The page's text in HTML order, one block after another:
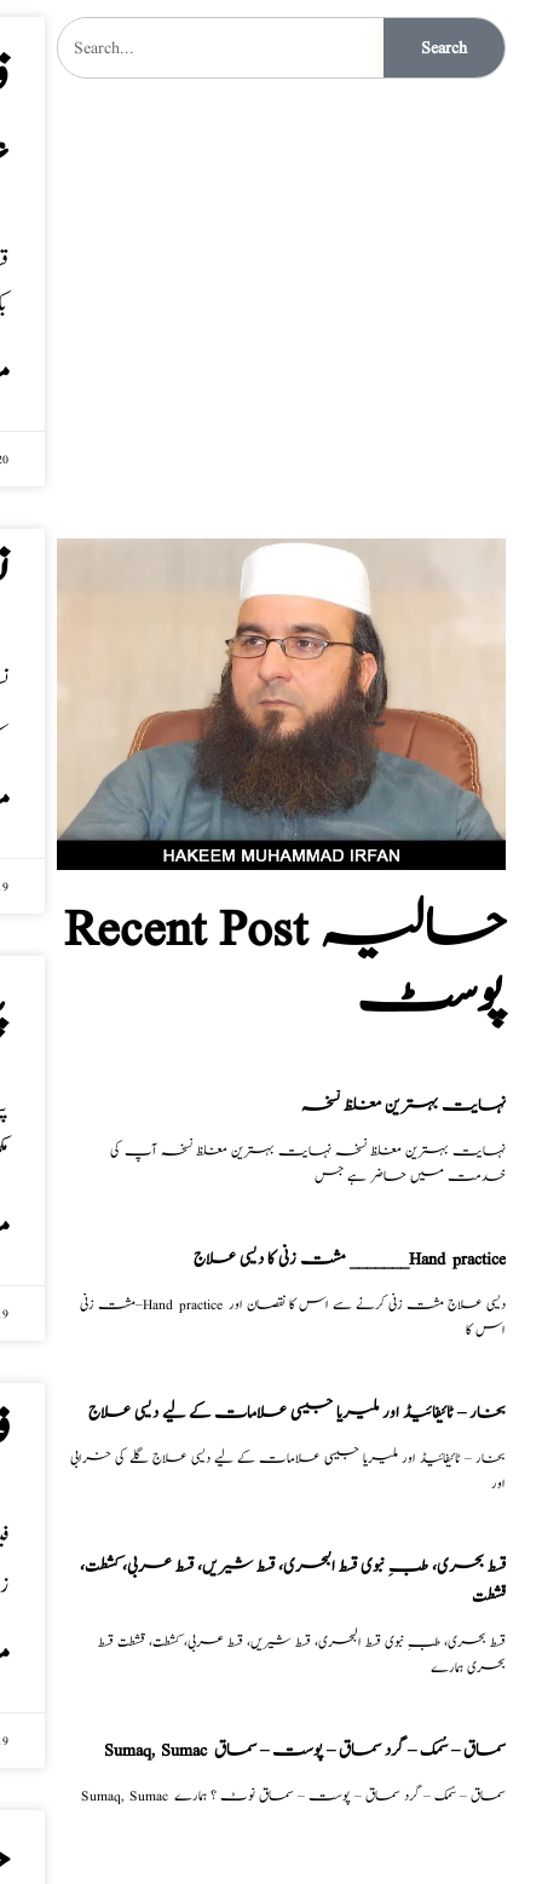
بک نہیں‌
Search
Recent Post حالیہ
پوسٹ
نہایت بہترین مغلظ نسخہ
نہایت بہترین مغلظ نسخہ نہایت بہترین مغلظ نسخہ آپ کی
خدمت میں حاضر ہے جس
مشت زنی کا دیسی علاج _______Hand practice
مشت زنی–Hand practice دیسی علاج مشت زنی کرنے سے اس کا نقصان اور
اس کا
بخار – ٹائیفائیڈ اور ملیریا جیسی علامات کے لیے دیسی علاج
بخار – ٹائیفائیڈ اور ملیریا جیسی علامات کے لیے دیسی علاج گلے کی خرابی
اور
قسط بحری، طبِ نبوی قسط البحری، قسط شیریں، قسط عربی، كشطت،
قشطت
بحری ہمارے
Sumaq, Sumac سماق – سُمک – گرد سماق – پوست – سماق
Sumaq, Sumac سماق – سُمک – گرد سماق – پوست – سماق نوٹ ؟ ہمارے